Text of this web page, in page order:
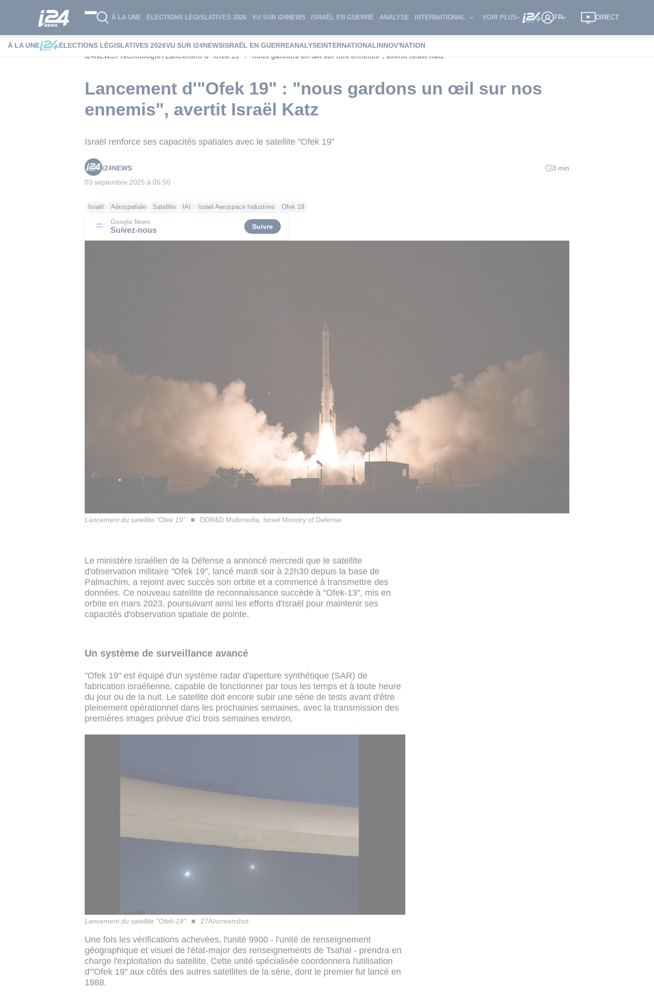
À LA UNE ÉLECTIONS LÉGISLATIVES 2026 VU SUR I24NEWS ISRAËL EN GUERRE ANALYSE INTERNATIONAL VOIR PLUS FR DIRECT
À LA UNE ÉLECTIONS LÉGISLATIVES 2026VU SUR I24NEWSISRAËL EN GUERREANALYSEINTERNATIONALINNOV'NATION
i24NEWS
Technologie Lancement d'"Ofek 19" : "nous gardons un œil sur nos ennemis", avertit Israël Katz
Lancement d'"Ofek 19" : "nous gardons un œil sur nos
ennemis", avertit Israël Katz
Israël renforce ses capacités spatiales avec le satellite "Ofek 19"
i24NEWS
3 min
03 septembre 2025 à 05:50
Israël Aérospatiale Satellite IAI Israel Aerospace Industries Ofek 19
Google News
Suivez-nous Suivre
Lancement du satellite "Ofek 19" DDR&D Multimedia, Israel Ministry of Defense
Le ministère israélien de la Défense a annoncé mercredi que le satellite
d'observation militaire "Ofek 19", lancé mardi soir à 22h30 depuis la base de
Palmachim, a rejoint avec succès son orbite et a commencé à transmettre des
données. Ce nouveau satellite de reconnaissance succède à "Ofek-13", mis en
orbite en mars 2023, poursuivant ainsi les efforts d'Israël pour maintenir ses
capacités d'observation spatiale de pointe.
Un système de surveillance avancé
"Ofek 19" est équipé d'un système radar d'aperture synthétique (SAR) de
fabrication israélienne, capable de fonctionner par tous les temps et à toute heure
du jour ou de la nuit. Le satellite doit encore subir une série de tests avant d'être
pleinement opérationnel dans les prochaines semaines, avec la transmission des
premières images prévue d'ici trois semaines environ.
Lancement du satellite "Ofek-19" 27A/screenshot
Une fois les vérifications achevées, l'unité 9900 - l'unité de renseignement
géographique et visuel de l'état-major des renseignements de Tsahal - prendra en
charge l'exploitation du satellite. Cette unité spécialisée coordonnera l'utilisation
d'"Ofek 19" aux côtés des autres satellites de la série, dont le premier fut lancé en
1988.